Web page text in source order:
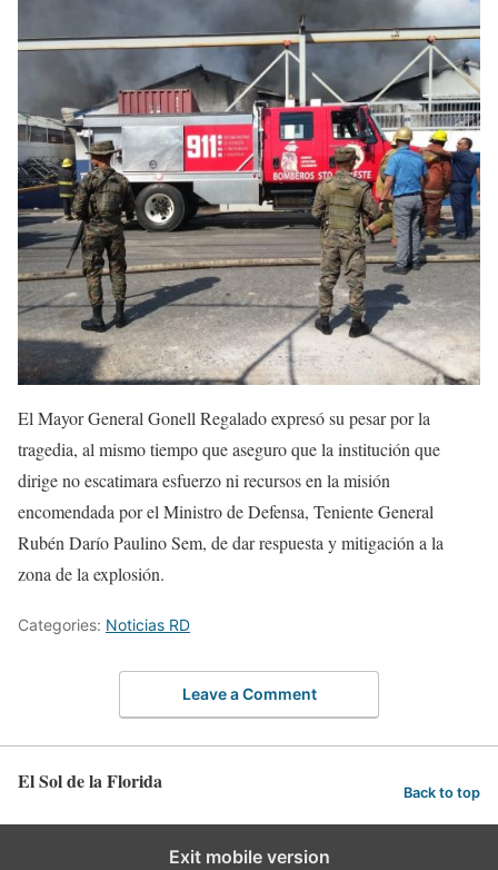
El Mayor General Gonell Regalado expresó su pesar por la
tragedia, al mismo tiempo que aseguro que la institución que
dirige no escatimara esfuerzo ni recursos en la misión
encomendada por el Ministro de Defensa, Teniente General
Rubén Darío Paulino Sem, de dar respuesta y mitigación a la
zona de la explosión.
Categories: Noticias RD
Leave a Comment
El Sol de la Florida Back to top
Exit mobile version